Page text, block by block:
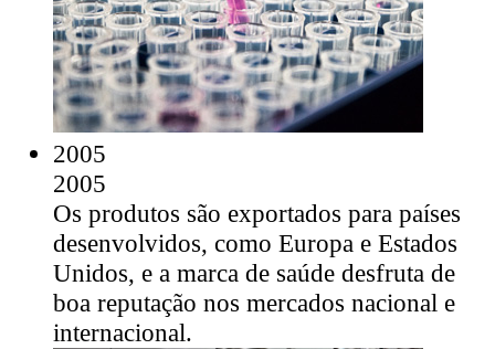
2005
2005
Os produtos são exportados para países
desenvolvidos, como Europa e Estados
Unidos, e a marca de saúde desfruta de
boa reputação nos mercados nacional e
internacional.